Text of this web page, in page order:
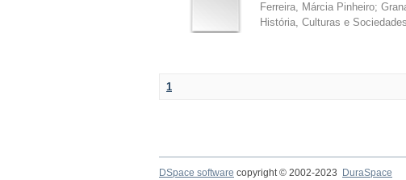
Ferreira, Márcia Pinheiro;
História, Culturas e
1
DSpace software copyright © 2002-2023 DuraSpace